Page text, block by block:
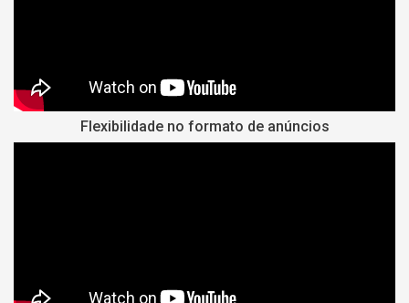
Flexibilidade no formato de anúncios